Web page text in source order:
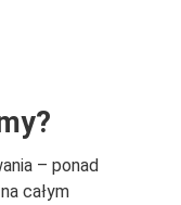
– ponad
całym